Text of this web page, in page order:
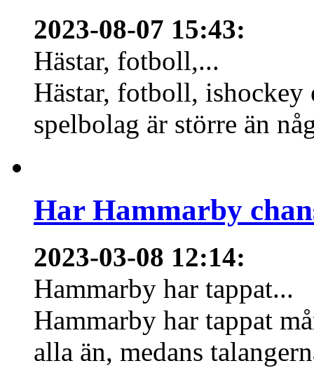
2023-08-07 15:43:
Hästar, fotboll,...
Hästar, fotboll,
spelbolag är större än
Har Hammarby
2023-03-08 12:14:
Hammarby har tappat...
Hammarby har tappat
alla än, medans